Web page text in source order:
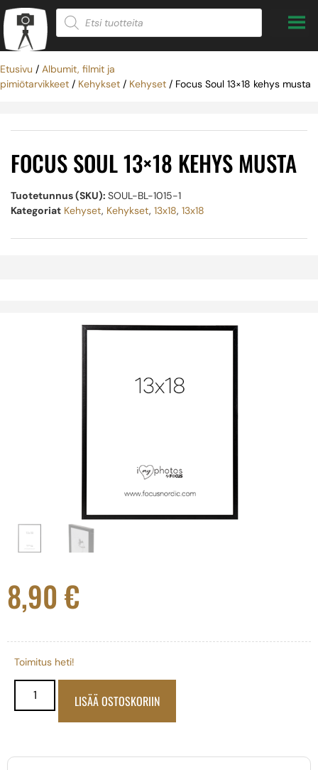
Etusivu / Albumit, filmit ja
pimiötarvikkeet / Kehykset / Kehyset / Focus Soul 13×18 kehys musta
FOCUS SOUL 13×18 KEHYS MUSTA
Tuotetunnus (SKU): SOUL-BL-1015-1
Kategoriat Kehyset, Kehykset, 13x18, 13x18
8,90 €
Toimitus heti!
LISÄÄ OSTOSKORIIN